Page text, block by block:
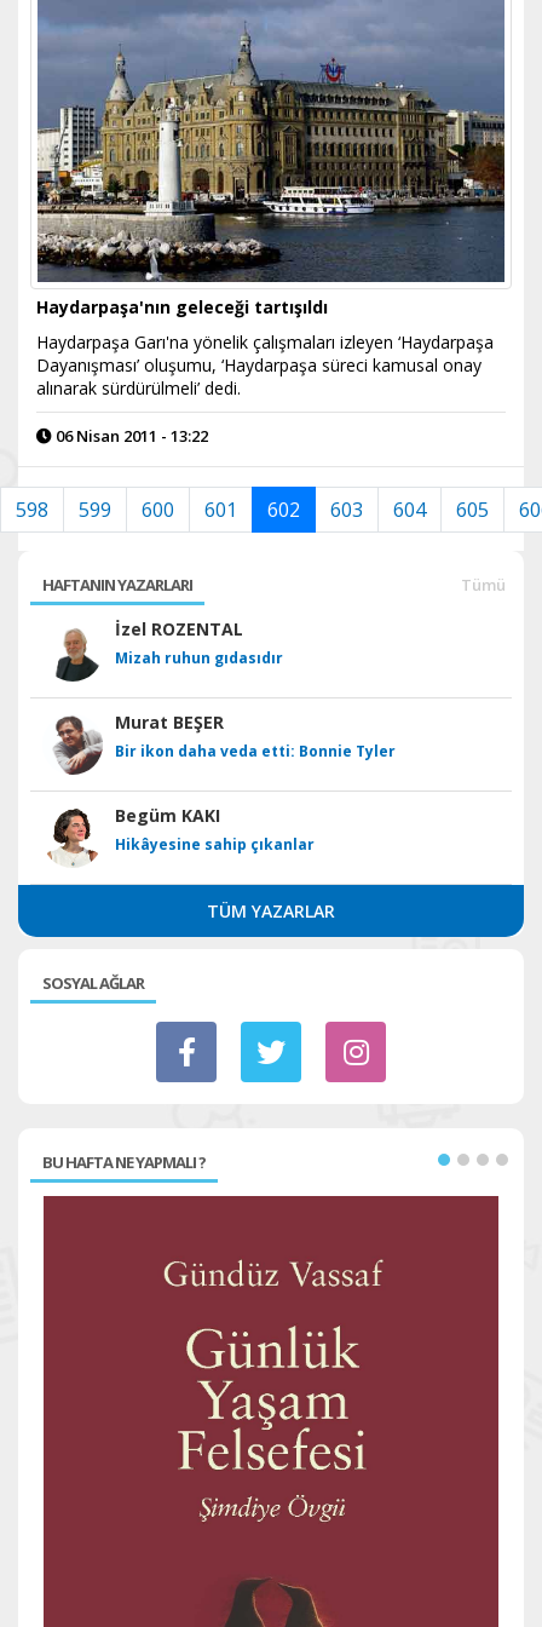
Haydarpaşa'nın geleceği tartışıldı
Haydarpaşa Garı'na yönelik çalışmaları izleyen ‘Haydarpaşa
Dayanışması’ oluşumu, ‘Haydarpaşa süreci kamusal onay
alınarak sürdürülmeli’ dedi.
06 Nisan 2011 - 13:22
598 599 600 601 602 603 604 605
HAFTANIN YAZARLARI Tümü
İzel ROZENTAL
Mizah ruhun gıdasıdır
Murat BEŞER
Bir ikon daha veda etti: Bonnie Tyler
Begüm KAKI
Hikâyesine sahip çıkanlar
TÜM YAZARLAR
SOSYAL AĞLAR
BU HAFTA NE YAPMALI ?